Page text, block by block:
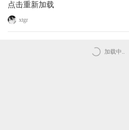
点击重新加载
xtgr
加载中..